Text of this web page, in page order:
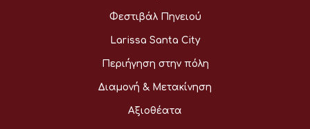
Φεστιβάλ Πηνειού
Larissa Santa City
Περιήγηση στην πόλη
Διαμονή & Μετακίνηση
Αξιοθέατα